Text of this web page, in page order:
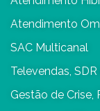
Atendimento
SAC Multicanal
Televendas,
Gestão de Crise,